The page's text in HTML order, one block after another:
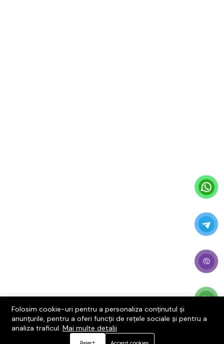
Folosim cookie-uri pentru a personaliza conținutul și
anunțurile, pentru a oferi funcții de rețele sociale și pentru a
analiza traficul. Mai multe detalii